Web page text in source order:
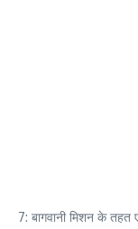
7: बागवानी मिशन के